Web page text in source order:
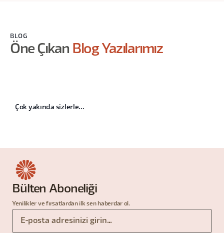
BLOG
Öne Çıkan Blog Yazılarımız
Çok yakında sizlerle...
Bülten Aboneliği
Yenilikler ve fırsatlardan ilk sen haberdar ol.